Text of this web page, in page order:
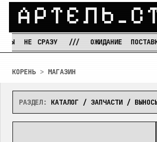
АРТЕЛЬ_С
СРАЗУ /// ОЖИДАНИЕ ПОСТАВКИ —
КОРЕНЬ > МАГАЗИН
РАЗДЕЛ: КАТАЛОГ / ЗАПЧАСТИ /